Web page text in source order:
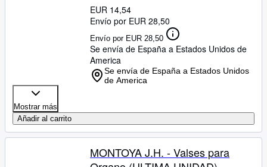
EUR 14,54
Envío por EUR 28,50
Envío por EUR 28,50
Se envía de España a Estados Unidos de
America
Se envía de España a Estados Unidos
de America
Mostrar más
Añadir al carrito
MONTOYA J.H. - Valses para